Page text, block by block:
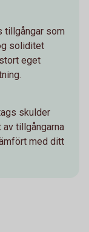
tillgångar som
soliditet
eget
skulder
av tillgångarna
med ditt